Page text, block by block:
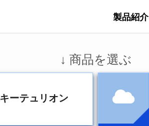
製品紹介
↓ 商品を選ぶ
キーテュリオン